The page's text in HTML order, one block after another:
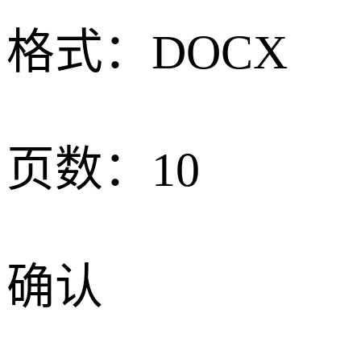
格式： DOCX
页数： 10
确认